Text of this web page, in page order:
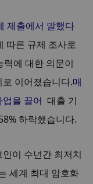
제출에서 말했다
따른 규제 조사로
에 대한 의문이
이어졌습니다.매
을 끌어
  대출 기
하락했습니다.
이 수년간 최저치
세계 최대 암호화